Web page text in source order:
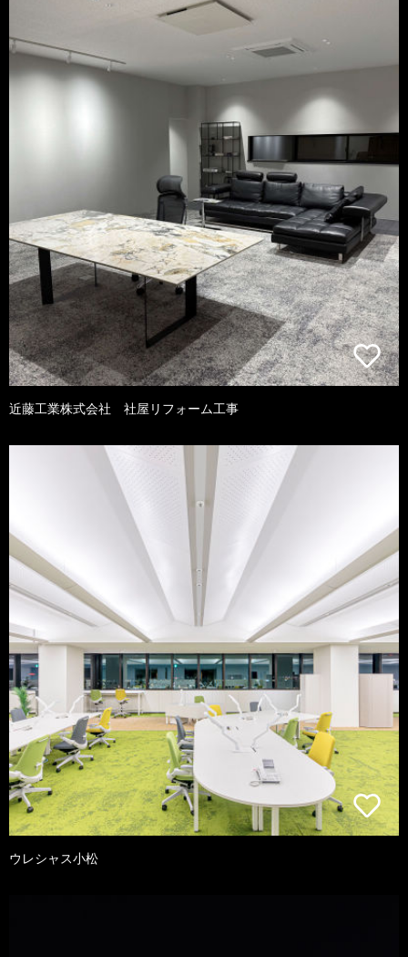
近藤工業株式会社 社屋リフォーム工事
ウレシャス小松